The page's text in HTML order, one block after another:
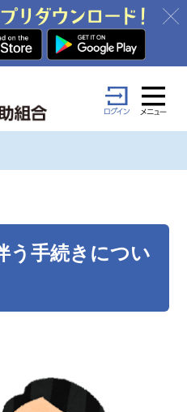
う手続きについ